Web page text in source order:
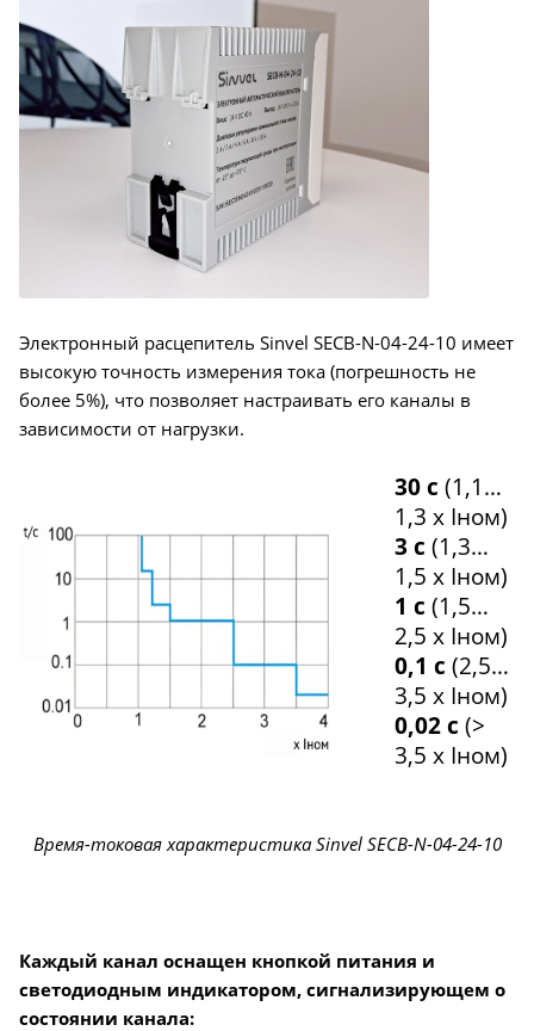
Электронный расцепитель Sinvel SECB-N-04-24-10 имеет
высокую точность измерения тока (погрешность не
более 5%), что позволяет настраивать его каналы в
зависимости от нагрузки.
30 с (1,1…
1,3 х Iном)
3 с (1,3…
1,5 х Iном)
1 с (1,5…
2,5 х Iном)
0,1 с (2,5…
3,5 х Iном)
0,02 с (>
3,5 х Iном)
Время-токовая характеристика Sinvel SECB-N-04-24-10
Каждый канал оснащен кнопкой питания и
светодиодным индикатором, сигнализирующем о
состоянии канала: